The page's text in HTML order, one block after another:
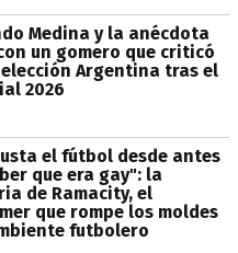
Medina y la anécdota
un gomero que criticó
Argentina tras el
2026
el fútbol desde antes
que era gay": la
de Ramacity, el
que rompe los moldes
futbolero